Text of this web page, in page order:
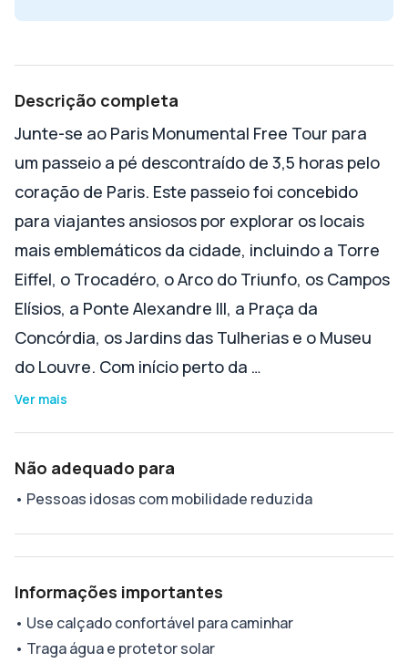
Descrição completa
Junte-se ao Paris Monumental Free Tour para
um passeio a pé descontraído de 3,5 horas pelo
coração de Paris. Este passeio foi concebido
para viajantes ansiosos por explorar os locais
mais emblemáticos da cidade, incluindo a Torre
Eiffel, o Trocadéro, o Arco do Triunfo, os Campos
Elísios, a Ponte Alexandre III, a Praça da
Concórdia, os Jardins das Tulherias e o Museu
do Louvre. Com início perto da …
Ver mais
Não adequado para
• Pessoas idosas com mobilidade reduzida
Informações importantes
• Use calçado confortável para caminhar
• Traga água e protetor solar